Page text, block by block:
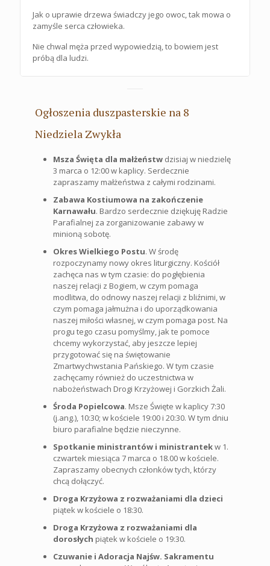
Jak o uprawie drzewa świadczy jego owoc, tak mowa o
zamyśle serca człowieka.
Nie chwal męża przed wypowiedzią, to bowiem jest
próbą dla ludzi.
Ogłoszenia duszpasterskie na 8
Niedziela Zwykła
Msza Święta dla małżeństw dzisiaj w niedzielę
3 marca o 12:00 w kaplicy. Serdecznie
zapraszamy małżeństwa z całymi rodzinami.
Zabawa Kostiumowa na zakończenie
Karnawału. Bardzo serdecznie dziękuję Radzie
Parafialnej za zorganizowanie zabawy w
minioną sobotę.
Okres Wielkiego Postu. W środę
rozpoczynamy nowy okres liturgiczny. Kościół
zachęca nas w tym czasie: do pogłębienia
naszej relacji z Bogiem, w czym pomaga
modlitwa, do odnowy naszej relacji z bliźnimi, w
czym pomaga jałmużna i do uporządkowania
naszej miłości własnej, w czym pomaga post. Na
progu tego czasu pomyślmy, jak te pomoce
chcemy wykorzystać, aby jeszcze lepiej
przygotować się na świętowanie
Zmartwychwstania Pańskiego. W tym czasie
zachęcamy również do uczestnictwa w
nabożeństwach Drogi Krzyżowej i Gorzkich Żali.
Środa Popielcowa. Msze Święte w kaplicy 7:30
(j.ang.), 10:30; w kościele 19:00 i 20:30. W tym dniu
biuro parafialne będzie nieczynne.
Spotkanie ministrantów i ministrantekw 1.
czwartek miesiąca 7 marca o 18.00 w kościele.
Zapraszamy obecnych członków tych, którzy
chcą dołączyć.
Droga Krzyżowa z rozważaniami dla dzieci
piątek w kościele o 18:30.
Droga Krzyżowa z rozważaniami dla
dorosłych piątek w kościele o 19:30.
Czuwanie i Adoracja Najśw. Sakramentu